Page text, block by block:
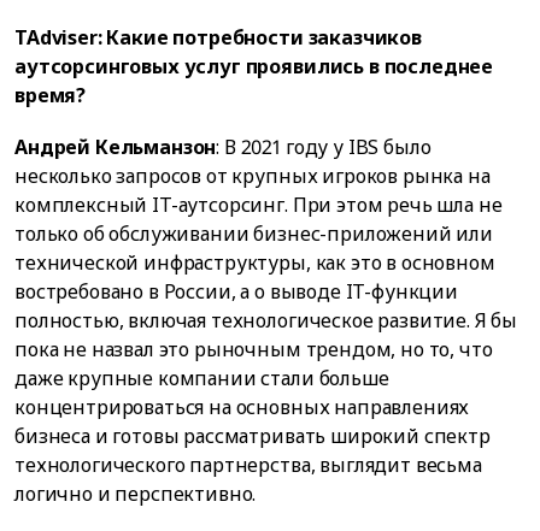
TAdviser: Какие потребности заказчиков
аутсорсинговых услуг проявились в последнее
время?
Андрей Кельманзон: В 2021 году у IBS было
несколько запросов от крупных игроков рынка на
комплексный IT-аутсорсинг. При этом речь шла не
только об обслуживании бизнес-приложений или
технической инфраструктуры, как это в основном
востребовано в России, а о выводе IT-функции
полностью, включая технологическое развитие. Я бы
пока не назвал это рыночным трендом, но то, что
даже крупные компании стали больше
концентрироваться на основных направлениях
бизнеса и готовы рассматривать широкий спектр
технологического партнерства, выглядит весьма
логично и перспективно.